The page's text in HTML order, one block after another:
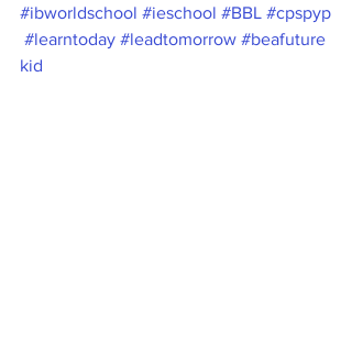
#ibworldschool #ieschool #BBL #cpspyp
#learntoday #leadtomorrow #beafuture
kid